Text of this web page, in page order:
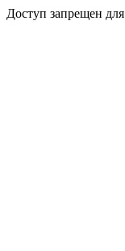
Доступ запрещен